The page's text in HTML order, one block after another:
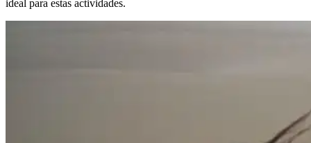
ideal para estas actividades.